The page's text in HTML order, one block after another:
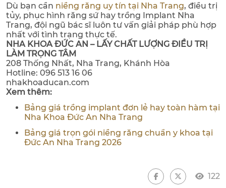
Dù bạn cần niềng răng uy tín tại Nha Trang, điều trị
tủy, phục hình răng sứ hay trồng Implant Nha
Trang, đội ngũ bác sĩ luôn tư vấn giải pháp phù hợp
nhất với tình trạng thực tế.
NHA KHOA ĐỨC AN – LẤY CHẤT LƯỢNG ĐIỀU TRỊ
LÀM TRỌNG TÂM
208 Thống Nhất, Nha Trang, Khánh Hòa
Hotline: 096 513 16 06
nhakhoaducan.com
Xem thêm:
Bảng giá trồng implant đơn lẻ hay toàn hàm tại
Nha Khoa Đức An Nha Trang
Bảng giá trọn gói niềng răng chuẩn y khoa tại
Đức An Nha Trang 2026
122